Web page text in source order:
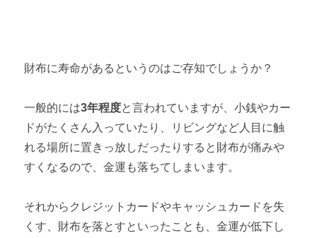
財布に寿命があるというのはご存知でしょうか？
一般的には3年程度と言われていますが、小銭やカー
ドがたくさん入っていたり、リビングなど人目に触
れる場所に置きっ放しだったりすると財布が痛みや
すくなるので、金運も落ちてしまいます。
それからクレジットカードやキャッシュカードを失
くす、財布を落とすといったことも、金運が低下し